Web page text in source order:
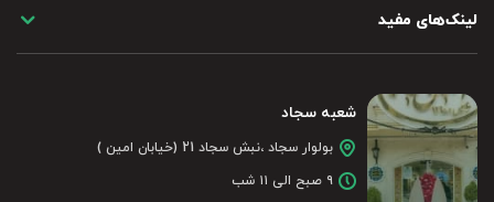
لینک‌های مفید
شعبه سجاد
بولوار سجاد ،نبش سجاد 21 (خیابان امین )
۹ صبح الی ۱۱ شب